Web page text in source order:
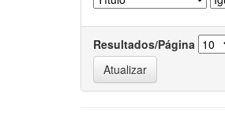
Resultados/Página